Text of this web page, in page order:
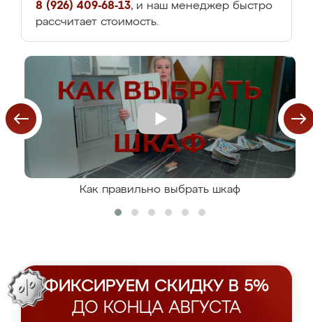
8 (926) 409-68-13, и наш менеджер быстро
рассчитает стоимость.
Как правильно выбрать шкаф
ФИКСИРУЕМ СКИДКУ В 5%
ДО КОНЦА АВГУСТА